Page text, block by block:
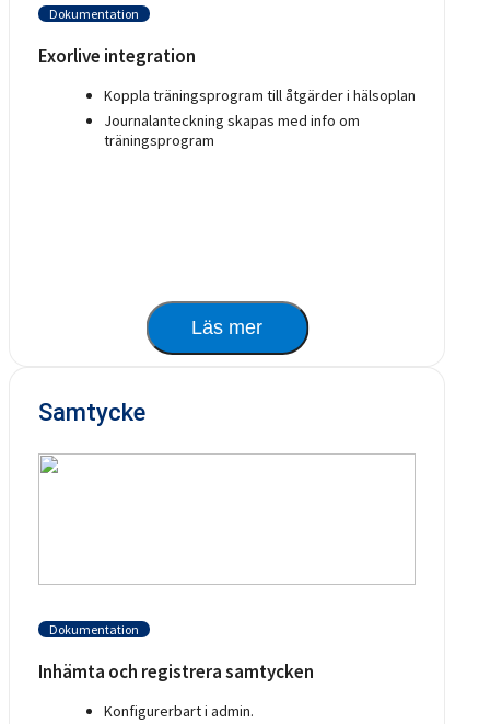
Dokumentation
Exorlive integration
Koppla träningsprogram till åtgärder i hälsoplan
Journalanteckning skapas med info om
träningsprogram
Läs mer
Samtycke
Dokumentation
Inhämta och registrera samtycken
Konfigurerbart i admin.